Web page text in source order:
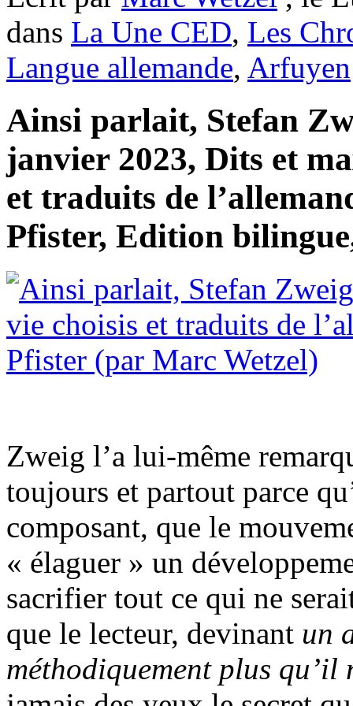
dans La Une CED, Les
Langue allemande, Arfuyen
Ainsi parlait, Stefan
janvier 2023, Dits et
et traduits de
Pfister, Edition
Zweig l’a lui-même
toujours et partout parce
composant, que le
« élaguer » un
sacrifier tout ce qui ne
que le lecteur, devinant un
méthodiquement plus qu’il